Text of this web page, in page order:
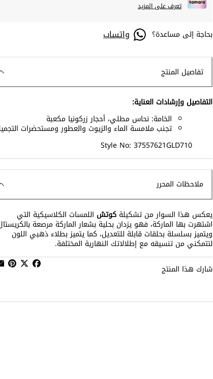
تعرف على المزيد
بحاجة إلى مساعدة؟ واتساب
تفاصيل المنتج
التفاصيل وإرشادات العناية:
الخامة: نحاس مطلي، أحجار زركونيا مكعبة
تجنب ملامسة الماء والزيوت والعطور ومستحضرات
Style No: 37557621GLD710
ملاحظات المحرر
يعكس هذا السوار من تشكيلة كوتش اللمسات الكلاسيكية التي
اشتهرت بها الماركة، فهو يزدان بحلية بشعار الماركة مرصعة
ويتميز بسلسلة بحلقات قابلة للتعديل، كما يتميز بطلاء ذهبي اللون
لتتمكني من تنسيقه مع إطلالاتك النهارية المختلفة.
شارك هذا المنتج